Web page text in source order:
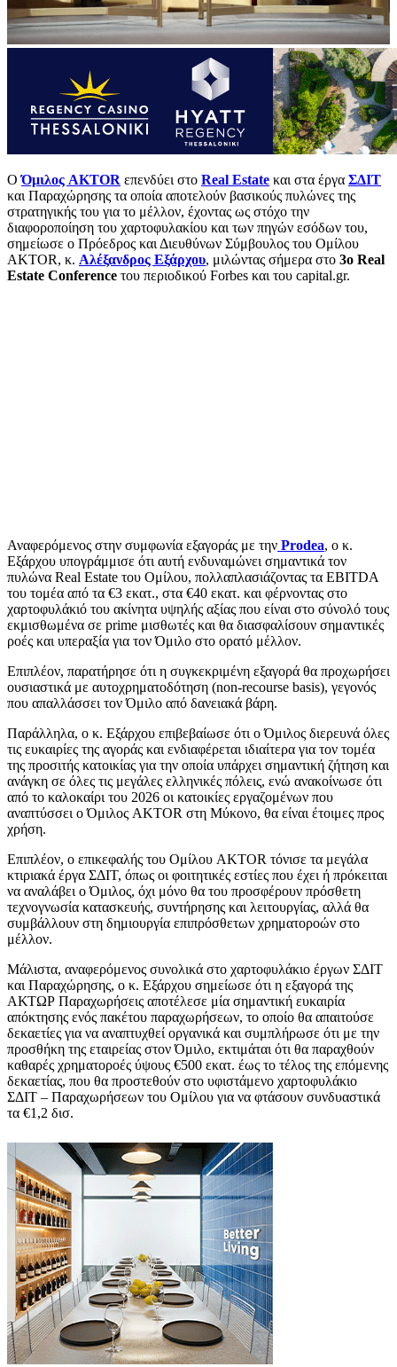
ΟΌμιλος AKTOR επενδύει στο Real Estate και στα έργα ΣΔΙΤ
και Παραχώρησης τα οποία αποτελούν βασικούς πυλώνες της
στρατηγικής του για το μέλλον, έχοντας ως στόχο την
διαφοροποίηση του χαρτοφυλακίου και των πηγών εσόδων του,
σημείωσε ο Πρόεδρος και Διευθύνων Σύμβουλος του Ομίλου
AKTOR, κ. Αλέξανδρος Εξάρχου, μιλώντας σήμερα στο 3o Real
Estate Conference του περιοδικού Forbes και του capital.gr.
Αναφερόμενος στην συμφωνία εξαγοράς με την Prodea, ο κ.
Εξάρχου υπογράμμισε ότι αυτή ενδυναμώνει σημαντικά τον
πυλώνα Real Estate του Ομίλου, πολλαπλασιάζοντας τα EBITDA
του τομέα από τα €3 εκατ., στα €40 εκατ. και φέρνοντας στο
χαρτοφυλάκιό του ακίνητα υψηλής αξίας που είναι στο σύνολό τους
εκμισθωμένα σε prime μισθωτές και θα διασφαλίσουν σημαντικές
ροές και υπεραξία για τον Όμιλο στο ορατό μέλλον.
Επιπλέον, παρατήρησε ότι η συγκεκριμένη εξαγορά θα προχωρήσει
ουσιαστικά με αυτοχρηματοδότηση (non-recourse basis), γεγονός
που απαλλάσσει τον Όμιλο από δανειακά βάρη.
Παράλληλα, ο κ. Εξάρχου επιβεβαίωσε ότι ο Όμιλος διερευνά όλες
τις ευκαιρίες της αγοράς και ενδιαφέρεται ιδιαίτερα για τον τομέα
της προσιτής κατοικίας για την οποία υπάρχει σημαντική ζήτηση και
ανάγκη σε όλες τις μεγάλες ελληνικές πόλεις, ενώ ανακοίνωσε ότι
από το καλοκαίρι του 2026 οι κατοικίες εργαζομένων που
αναπτύσσει ο Όμιλος AKTOR στη Μύκονο, θα είναι έτοιμες προς
χρήση.
Επιπλέον, ο επικεφαλής του Ομίλου AKTOR τόνισε τα μεγάλα
κτιριακά έργα ΣΔΙΤ, όπως οι φοιτητικές εστίες που έχει ή πρόκειται
να αναλάβει ο Όμιλος, όχι μόνο θα του προσφέρουν πρόσθετη
τεχνογνωσία κατασκευής, συντήρησης και λειτουργίας, αλλά θα
συμβάλλουν στη δημιουργία επιπρόσθετων χρηματοροών στο
μέλλον.
Μάλιστα, αναφερόμενος συνολικά στο χαρτοφυλάκιο έργων ΣΔΙΤ
και Παραχώρησης, ο κ. Εξάρχου σημείωσε ότι η εξαγορά της
ΑΚΤΩΡ Παραχωρήσεις αποτέλεσε μία σημαντική ευκαιρία
απόκτησης ενός πακέτου παραχωρήσεων, το οποίο θα απαιτούσε
δεκαετίες για να αναπτυχθεί οργανικά και συμπλήρωσε ότι με την
προσθήκη της εταιρείας στον Όμιλο, εκτιμάται ότι θα παραχθούν
καθαρές χρηματοροές ύψους €500 εκατ. έως το τέλος της επόμενης
δεκαετίας, που θα προστεθούν στο υφιστάμενο χαρτοφυλάκιο
ΣΔΙΤ – Παραχωρήσεων του Ομίλου για να φτάσουν συνδυαστικά
τα €1,2 δισ.